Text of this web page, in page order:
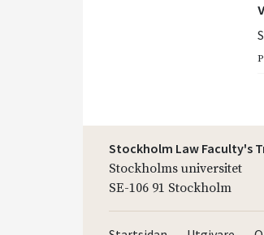
Stockholm Law Faculty's
Stockholms universitet
SE-106 91 Stockholm